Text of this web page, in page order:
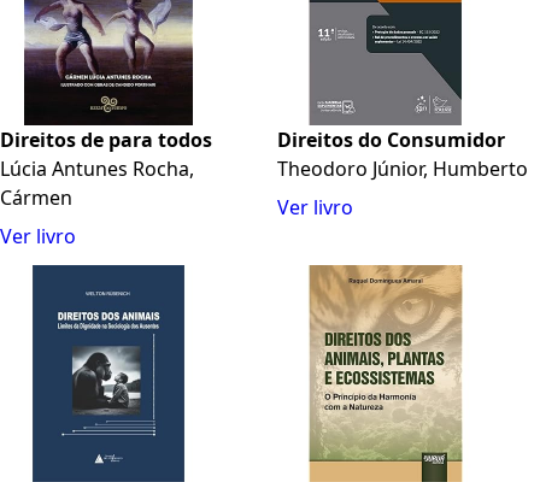
Direitos de para todos
Lúcia Antunes Rocha,
Cármen
Ver livro
Direitos do Consumidor
Theodoro Júnior, Humberto
Ver livro